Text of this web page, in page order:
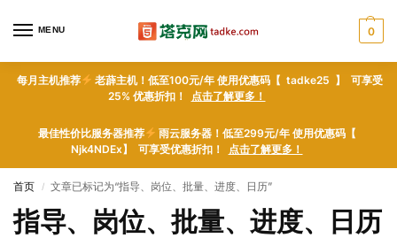
MENU 0
每月主机推荐
老薜主机！低至100元/年 使用优惠码【 tadke25 】 可享受
25% 优惠折扣！ 点击了解更多！
最佳性价比服务器推荐
雨云服务器！低至299元/年 使用优惠码【
Njk4NDEx】 可享受优惠折扣！ 点击了解更多！
首页 / 文章已标记为“指导、岗位、批量、进度、日历”
指导、岗位、批量、进度、日历